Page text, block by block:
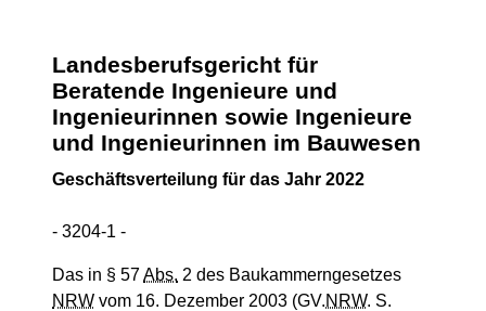
Landesberufsgericht für
Beratende Ingenieure und
Ingenieurinnen sowie Ingenieure
und Ingenieurinnen im Bauwesen
Geschäftsverteilung für das Jahr 2022
- 3204-1 -
Das in § 57Abs. 2 des Baukammerngesetzes
NRW vom 16. Dezember 2003 (GV.NRW. S.